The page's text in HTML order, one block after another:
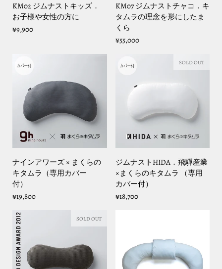
KM02 ジムナストキッズ．
お子様や女性の方に
¥9,900
KM07 ジムナストチャコ．キ
タムラの理念を形にしたま
くら
¥55,000
ナインアワーズ × まくらの
キタムラ（専用カバー
付）
¥19,800
ジムナストHIDA．飛驒産業
×まくらのキタムラ （専用
カバー付）
¥18,700
SOLD OUT
SOLD OUT